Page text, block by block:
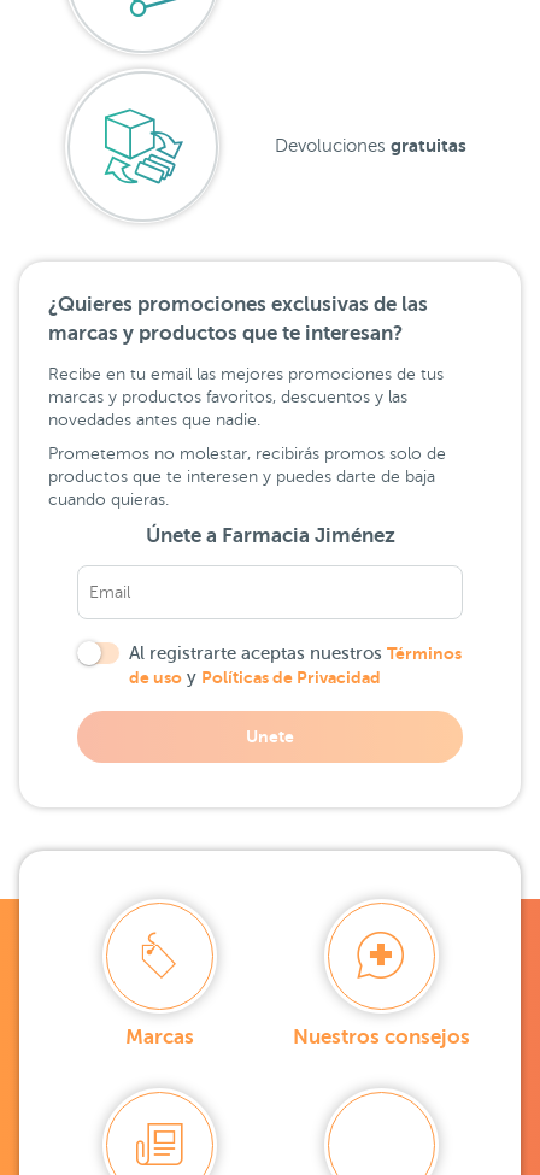
Devoluciones gratuitas
¿Quieres promociones exclusivas de las
marcas y productos que te interesan?
Recibe en tu email las mejores promociones de tus
marcas y productos favoritos, descuentos y las
novedades antes que nadie.
Prometemos no molestar, recibirás promos solo de
productos que te interesen y puedes darte de baja
cuando quieras.
Únete a Farmacia Jiménez
Al registrarte aceptas nuestros Términos
de uso y Políticas de Privacidad
Unete
Marcas Nuestros consejos